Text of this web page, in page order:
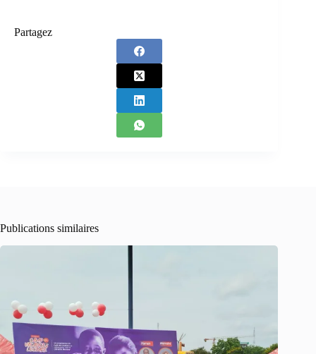
Partagez
Publications similaires